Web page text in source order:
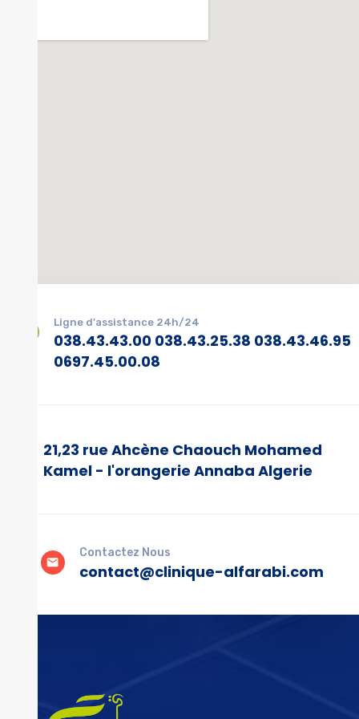
Ligne d'assistance 24h/24
038.43.43.00 038.43.25.38 038.43.46.95
0697.45.00.08
21,23 rue Ahcène Chaouch Mohamed
Kamel - l'orangerie Annaba Algerie
Contactez Nous
contact@clinique-alfarabi.com